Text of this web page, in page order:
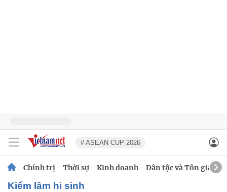
# ASEAN CUP 2026
Chính trị Thời sự Kinh doanh Dân tộc và Tôn giáo
kiểm lâm hi sinh